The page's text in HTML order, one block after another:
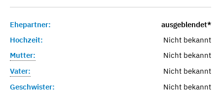
Ehepartner:
ausgeblendet*
Hochzeit:
Nicht bekannt
Mutter:
Nicht bekannt
Vater:
Nicht bekannt
Geschwister:
Nicht bekannt